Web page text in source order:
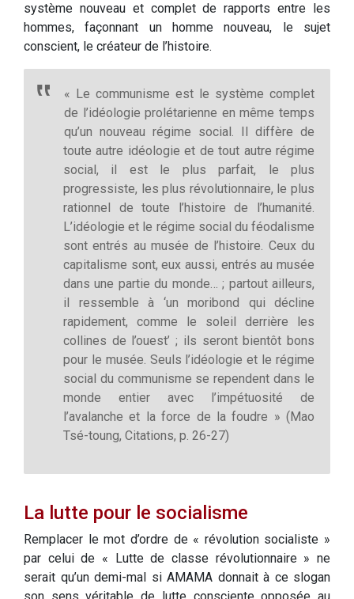
système nouveau et complet de rapports entre les
hommes, façonnant un homme nouveau, le sujet
conscient, le créateur de l’histoire.
« Le communisme est le système complet
de l’idéologie prolétarienne en même temps
qu’un nouveau régime social. Il diffère de
toute autre idéologie et de tout autre régime
social, il est le plus parfait, le plus
progressiste, les plus révolutionnaire, le plus
rationnel de toute l’histoire de l’humanité.
L’idéologie et le régime social du féodalisme
sont entrés au musée de l’histoire. Ceux du
capitalisme sont, eux aussi, entrés au musée
dans une partie du monde… ; partout ailleurs,
il ressemble à ‘un moribond qui décline
rapidement, comme le soleil derrière les
collines de l’ouest’ ; ils seront bientôt bons
pour le musée. Seuls l’idéologie et le régime
social du communisme se rependent dans le
monde entier avec l’impétuosité de
l’avalanche et la force de la foudre » (Mao
Tsé-toung, Citations, p. 26-27)
La lutte pour le socialisme
Remplacer le mot d’ordre de « révolution socialiste »
par celui de « Lutte de classe révolutionnaire » ne
serait qu’un demi-mal si AMAMA donnait à ce slogan